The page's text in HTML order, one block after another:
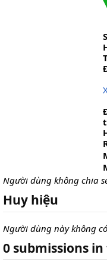
Người dùng không chia
Huy hiệu
Người dùng này không
0 submissions